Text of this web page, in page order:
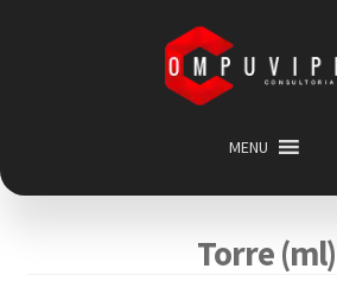
Saltar
navegación
contenido
MENU
Inicio
Categorias
Promociones
Torre (ml)